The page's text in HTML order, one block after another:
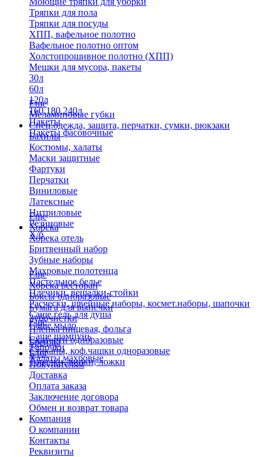
Тряпки для пола
Тряпки для посуды
ХПП, вафельное полотно
Вафельное полотно оптом
Холстопрошивное полотно (ХПП)
Мешки для мусора, пакеты
30л
60л
120л
160,180,240л
Пакеты
Пакеты фасовочные
Еще
Меламиновые губки
Спец.одежда, защита, перчатки, сумки, рюкзаки
Бахилы
Костюмы, халаты
Маски защитные
Фартуки
Перчатки
Виниловые
Латексные
Нитриловые
Резиновые
Х/б
Еще
Хорека
Хорека отель
Бритвенный набор
Зубные наборы
Махровые полотенца
Пастельное белье
Плечики, вешалки-стойки
Расчески, швейные наборы, космет.наборы, шапочки
Саше гель для душа
Саше мыло
Саше шампунь
Тапочки
Халаты махровые
Еще
Хорека ресторан
Боксы одноразовые
Бумага для выпечки
Зубочистки
Пленка пищевая, фольга
Скатерти одноразовые
Стаканы, коф.чашки одноразовые
Тарелки, вилки, ложки
Еще
Бренды
Блог
Покупателям
Доставка
Оплата заказа
Заключение договора
Обмен и возврат товара
Компания
О компании
Контакты
Реквизиты